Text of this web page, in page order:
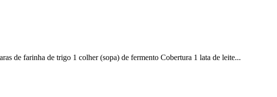
de farinha de trigo 1 colher (sopa) de fermento Cobertura 1 lata de leite...